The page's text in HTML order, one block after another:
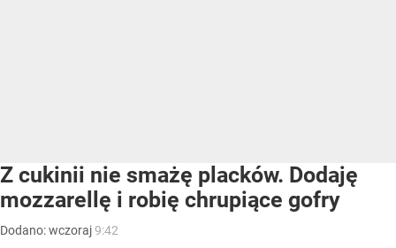
Z cukinii nie smażę placków. Dodaję
mozzarellę i robię chrupiące gofry
Dodano:wczoraj9:42